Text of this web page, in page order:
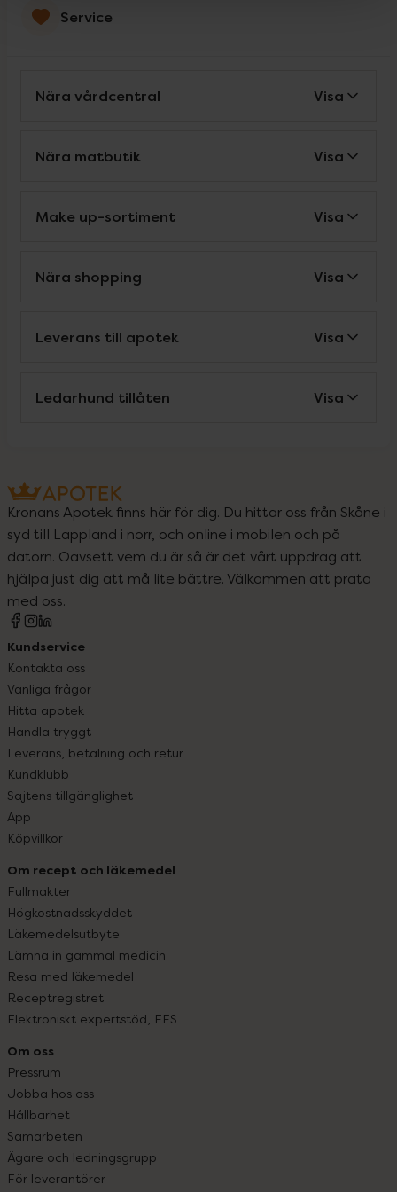
Service
Nära vårdcentral Visa
Nära matbutik Visa
Make up-sortiment Visa
Nära shopping Visa
Leverans till apotek Visa
Ledarhund tillåten Visa
Kronans Apotek finns här för dig. Du hittar oss från Skåne i
syd till Lappland i norr, och online i mobilen och på
datorn. Oavsett vem du är så är det vårt uppdrag att
hjälpa just dig att må lite bättre. Välkommen att prata
med oss.
Kundservice
Kontakta oss
Vanliga frågor
Hitta apotek
Handla tryggt
Leverans, betalning och retur
Kundklubb
Sajtens tillgänglighet
App
Köpvillkor
Om recept och läkemedel
Fullmakter
Högkostnadsskyddet
Läkemedelsutbyte
Lämna in gammal medicin
Resa med läkemedel
Receptregistret
Elektroniskt expertstöd, EES
Om oss
Pressrum
Jobba hos oss
Hållbarhet
Samarbeten
Ägare och ledningsgrupp
För leverantörer